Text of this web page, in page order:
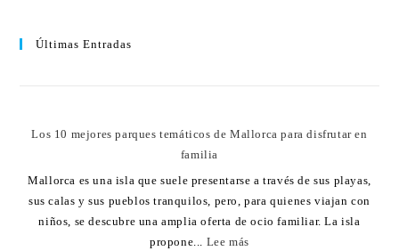
Últimas Entradas
Los 10 mejores parques temáticos de Mallorca para disfrutar en
familia
Mallorca es una isla que suele presentarse a través de sus playas,
sus calas y sus pueblos tranquilos, pero, para quienes viajan con
niños, se descubre una amplia oferta de ocio familiar. La isla
propone... Lee más